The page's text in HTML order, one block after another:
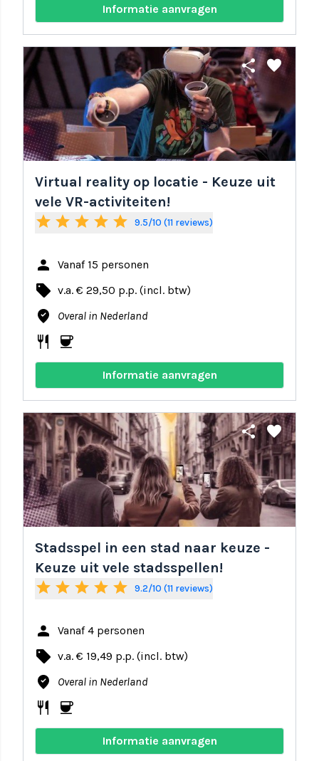
Informatie aanvragen
share favorite
Virtual reality op locatie - Keuze uit
vele VR-activiteiten!
star star star star star 9.5/10 (11 reviews)
person Vanaf 15 personen
local_offer v.a. € 29,50 p.p. (incl. btw)
where_to_vote Overal in Nederland
restaurant coffee
Informatie aanvragen
share favorite
Stadsspel in een stad naar keuze -
Keuze uit vele stadsspellen!
star star star star star 9.2/10 (11 reviews)
person Vanaf 4 personen
local_offer v.a. € 19,49 p.p. (incl. btw)
where_to_vote Overal in Nederland
restaurant coffee
Informatie aanvragen